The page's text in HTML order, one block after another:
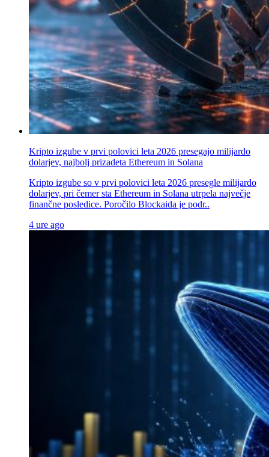
Kripto izgube v prvi polovici leta 2026 presegajo milijardo
dolarjev, najbolj prizadeta Ethereum in Solana
Kripto izgube so v prvi polovici leta 2026 presegle milijardo
dolarjev, pri čemer sta Ethereum in Solana utrpela največje
finančne posledice. Poročilo Blockaida je podr..
4 ure ago